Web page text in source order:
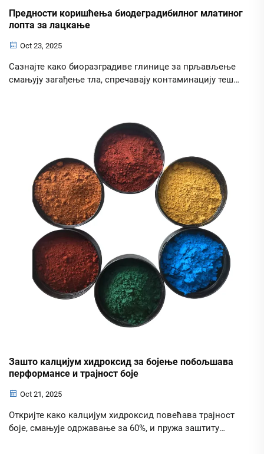
Предности коришћења биодеградибилног млатиног
лопта за лацкање
Oct 23, 2025
Сазнајте како биоразградиве глинице за прљављење
смањују загађење тла, спречавају контаминацију тешка
Зашто калцијум хидроксид за бојење побољшава
перформансе и трајност боје
Oct 21, 2025
Откријте како калцијум хидроксид повећава трајност
боје, смањује одржавање за 60%, и пружа заштиту